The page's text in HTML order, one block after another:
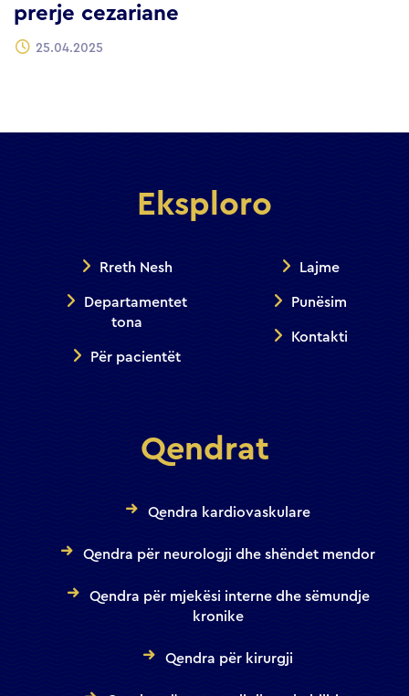
prerje cezariane
25.04.2025
Eksploro
Rreth Nesh
Departamentet
tona
Për pacientët
Lajme
Punësim
Kontakti
Qendrat
Qendra kardiovaskulare
Qendra për neurologji dhe shëndet mendor
Qendra për mjekësi interne dhe sëmundje
kronike
Qendra për kirurgji